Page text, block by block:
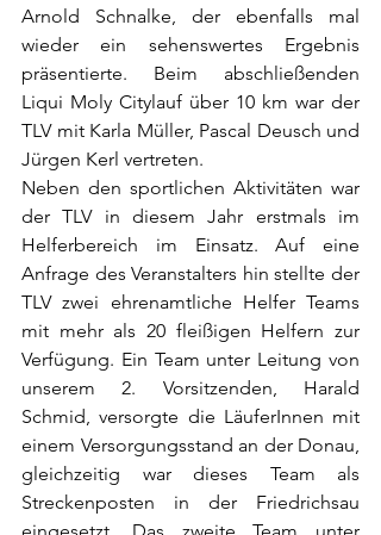
Arnold Schnalke, der ebenfalls mal
wieder ein sehenswertes Ergebnis
präsentierte. Beim abschließenden
Liqui Moly Citylauf über 10 km war der
TLV mit Karla Müller, Pascal Deusch und
Jürgen Kerl vertreten.
Neben den sportlichen Aktivitäten war
der TLV in diesem Jahr erstmals im
Helferbereich im Einsatz. Auf eine
Anfrage des Veranstalters hin stellte der
TLV zwei ehrenamtliche Helfer Teams
mit mehr als 20 fleißigen Helfern zur
Verfügung. Ein Team unter Leitung von
unserem 2. Vorsitzenden, Harald
Schmid, versorgte die LäuferInnen mit
einem Versorgungsstand an der Donau,
gleichzeitig war dieses Team als
Streckenposten in der Friedrichsau